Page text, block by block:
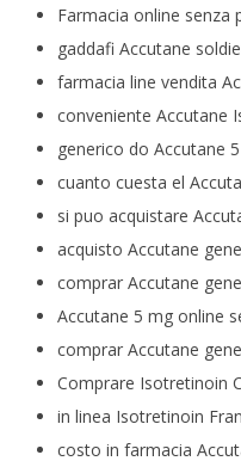
Farmacia online senza
gaddafi Accutane
farmacia line vendita
conveniente Accutane
generico do Accutane
cuanto cuesta el
si puo acquistare
acquisto Accutane
comprar Accutane
Accutane 5 mg online
comprar Accutane
Comprare Isotretinoin
in linea Isotretinoin
costo in farmacia